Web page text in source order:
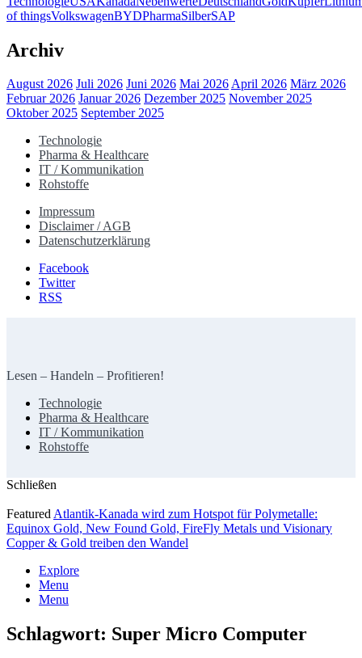
of thingsVolkswagenBYDPharmaSilberSAP
Archiv
August 2026 Juli 2026 Juni 2026 Mai 2026April 2026 März 2026
Februar 2026 Januar 2026 Dezember 2025 November 2025
Oktober 2025 September 2025
Technologie
Pharma & Healthcare
IT / Kommunikation
Rohstoffe
Impressum
Disclaimer / AGB
Datenschutzerklärung
Facebook
Twitter
RSS
Lesen – Handeln – Profitieren!
Technologie
Pharma & Healthcare
IT / Kommunikation
Rohstoffe
Schließen
Featured Atlantik-Kanada wird zum Hotspot für Polymetalle:
Equinox Gold, New Found Gold, FireFly Metals und Visionary
Copper & Gold treiben den Wandel
Explore
Menu
Menu
Schlagwort: Super Micro Computer